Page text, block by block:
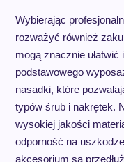
Wybierając
rozważyć również
mogą znacznie
podstawowego
nasadki, które
typów śrub i nakrętek.
wysokiej jakości
odporność na
akcesorium są